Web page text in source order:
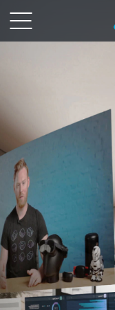
Desk
Multi-
|
VIVE
France
VIVE Desk
Pour un seul
Casque VR
VIVE Focus
1.0.999.472
Processeur
Intel® CoreTMi3